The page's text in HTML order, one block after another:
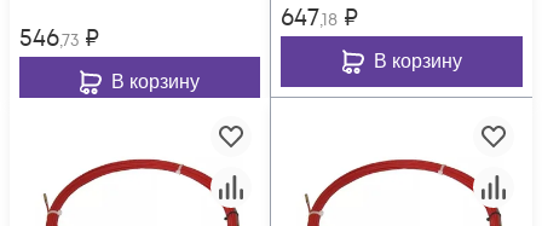
546,73 ₽
В корзину
647,18 ₽
В корзину